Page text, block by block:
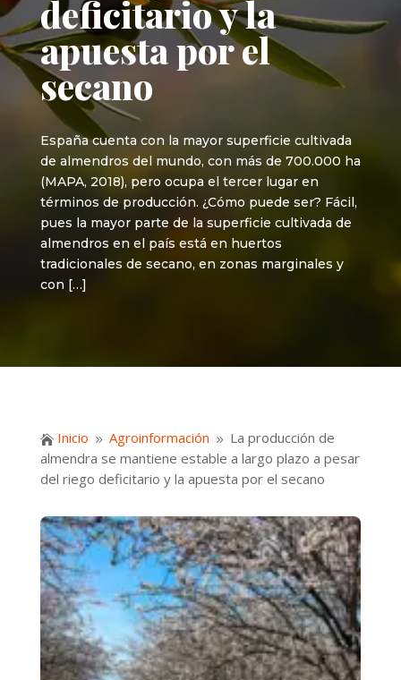
deficitario y la
apuesta por el
secano
España cuenta con la mayor superficie cultivada
de almendros del mundo, con más de 700.000 ha
(MAPA, 2018), pero ocupa el tercer lugar en
términos de producción. ¿Cómo puede ser? Fácil,
pues la mayor parte de la superficie cultivada de
almendros en el país está en huertos
tradicionales de secano, en zonas marginales y
con […]
 Inicio 9 Agroinformación 9 La producción de
almendra se mantiene estable a largo plazo a pesar
del riego deficitario y la apuesta por el secano